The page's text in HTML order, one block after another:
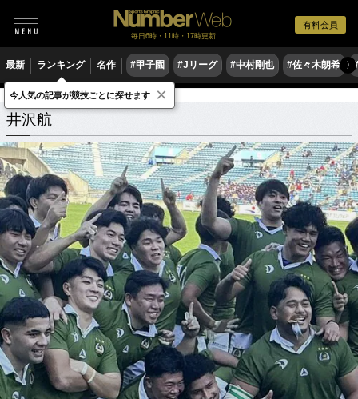
有料会員
毎日6時・11時・17時更新
最新 ランキング 名作 #甲子園 #Jリーグ #中村剛也 #佐々木朗希 〉
井沢航 関連記事
井沢航
今人気の記事が競技ごとに探せます ×